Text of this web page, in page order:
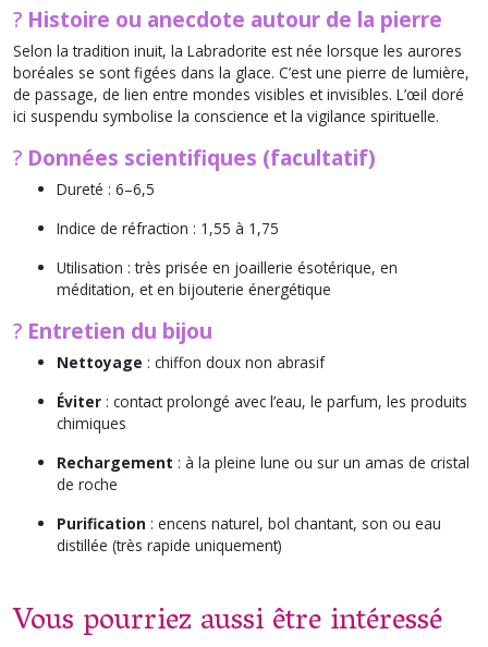
? Histoire ou anecdote autour de la pierre
Selon la tradition inuit, la Labradorite est née lorsque les aurores
boréales se sont figées dans la glace. C’est une pierre de lumière,
de passage, de lien entre mondes visibles et invisibles. L’œil doré
ici suspendu symbolise la conscience et la vigilance spirituelle.
? Données scientifiques (facultatif)
Dureté : 6–6,5
Indice de réfraction : 1,55 à 1,75
Utilisation : très prisée en joaillerie ésotérique, en
méditation, et en bijouterie énergétique
? Entretien du bijou
Nettoyage : chiffon doux non abrasif
Éviter : contact prolongé avec l’eau, le parfum, les produits
chimiques
Rechargement : à la pleine lune ou sur un amas de cristal
de roche
Purification : encens naturel, bol chantant, son ou eau
distillée (très rapide uniquement)
Vous pourriez aussi être intéressé